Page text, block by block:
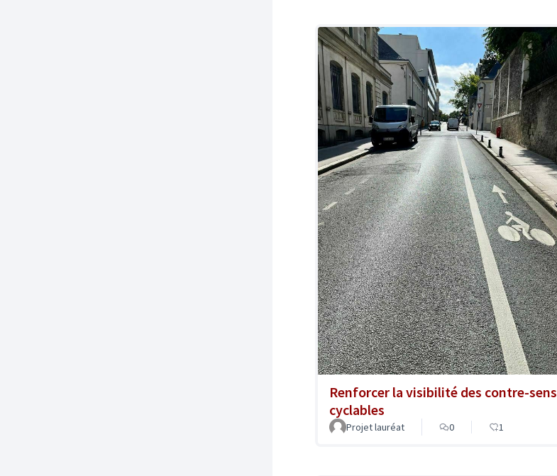
Renforcer la visibilité des contre-sens
cyclables
Projet lauréat 0 1